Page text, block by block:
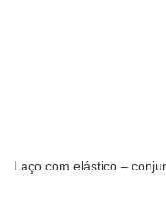
Laço com elástico –